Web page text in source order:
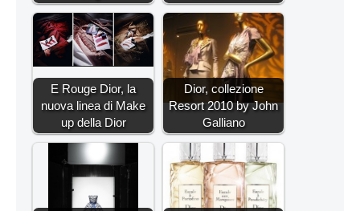
E Rouge Dior, la
nuova linea di Make
up della Dior
Dior, collezione
Resort 2010 by John
Galliano